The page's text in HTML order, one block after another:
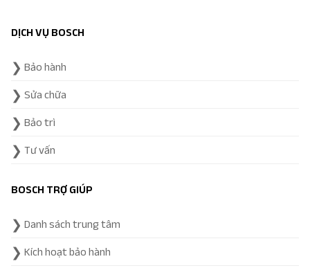
DỊCH VỤ BOSCH
Bảo hành
Sửa chữa
Bảo trì
Tư vấn
BOSCH TRỢ GIÚP
Danh sách trung tâm
Kích hoạt bảo hành